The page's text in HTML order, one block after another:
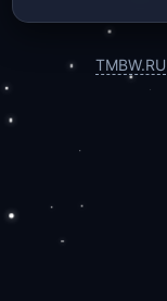
TMBW.RU